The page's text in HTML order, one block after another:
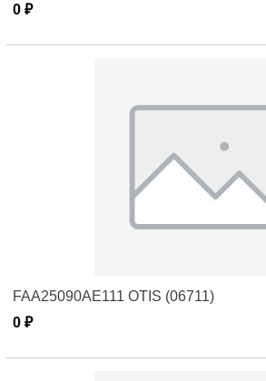
0 ₽
FAA25090AE111 OTIS (06711)
0 ₽